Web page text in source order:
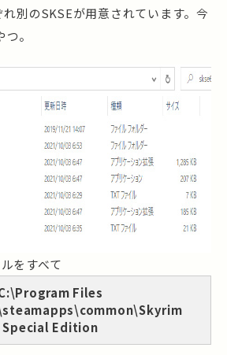
別のSKSEが用意されています。今
。
をすべて
Files
Special Edition